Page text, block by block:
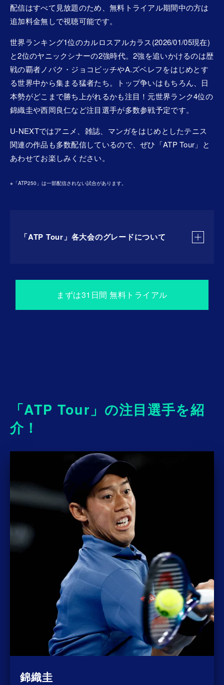
配信はすべて見放題のため、無料トライアル期間中の方は
追加料金無しで視聴可能です。
世界ランキング1位のカルロスアルカラス(2026/01/05現在)
と2位のヤニックシナーの2強時代。2強を追いかけるのは歴
戦の覇者ノバク・ジョコビッチやA.ズベレフをはじめとす
る世界中から集まる猛者たち。トップ争いはもちろん、日
本勢がどこまで勝ち上がれるかも注目！元世界ランク4位の
錦織圭や西岡良仁など注目選手が多数参戦予定です。
U-NEXTではアニメ、雑誌、マンガをはじめとしたテニス
関連の作品も多数配信しているので、ぜひ「ATP Tour」と
あわせてお楽しみください。
※「ATP250」は一部配信されない試合があります。
「ATP Tour」各大会のグレードについて
（全試合配信/実況・解説付き）
得できる大会。
「ATP World Tour 500」
年間16大会が開催され、優勝すると500ポイントが獲
得できる大会。(配信は15大会）
「ATP World Tour 250」
（1回戦〜決勝まで配信）
年間30大会が開催され、優勝すると250ポイントが獲
得できる大会。
※「ATP250」は一部配信されない試合があります。
「Next Gen ATP Finals presented by PIF」
（全試合配信/実況・解説なし）
20歳以下の選手で年間の獲得ポイント上位7選手と、
ワイルドカード(主催者推薦)が
与えられた選手の8名が出場する大会。
※グレードの高い大会で勝利するほど多くのポイントを獲得でき、獲得したポイン
トによって世界ランキングが決められます。
※配信内容は変更となる場合があります。最新の情報はU-NEXTテニス公式Xでご
まずは31⽇間 無料トライアル
「ATP Tour」の注目選手を紹
介！
錦織圭